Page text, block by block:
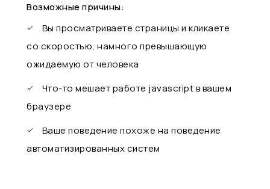
Возможные причины:
Вы просматриваете страницы и кликаете
со скоростью, намного превышающую
ожидаемую от человека
Что-то мешает работе javascript в вашем
браузере
Ваше поведение похоже на поведение
автоматизированных систем